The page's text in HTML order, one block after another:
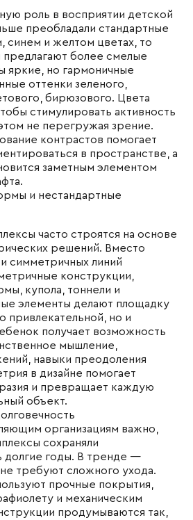
роль в восприятии детской
преобладали стандартные
синем и желтом цветах, то
предлагают более смелые
яркие, но гармоничные
оттенки зеленого,
бирюзового. Цвета
стимулировать активность
не перегружая зрение.
контрастов помогает
в пространстве, а
заметным элементом
и нестандартные
часто строятся на основе
решений. Вместо
симметричных линий
конструкции,
купола, тоннели и
элементы делают площадку
привлекательной, но и
получает возможность
мышление,
навыки преодоления
в дизайне помогает
и превращает каждую
объект.
организациям важно,
сохраняли
долгие годы. В тренде —
требуют сложного ухода.
прочные покрытия,
и механическим
продумываются так,